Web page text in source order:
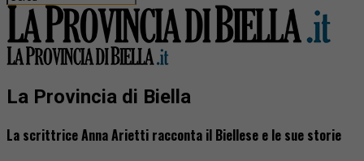
La Provincia di Biella
La scrittrice Anna Arietti racconta il Biellese e le sue storie